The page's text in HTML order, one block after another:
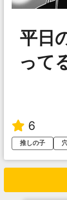
平日
って
6
推しの子